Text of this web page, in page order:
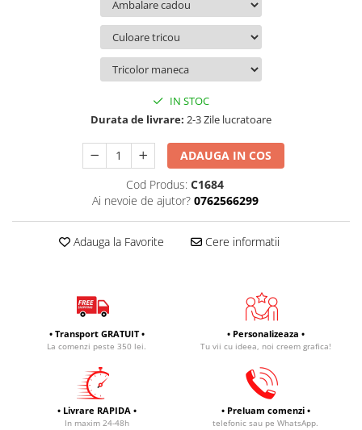
IN STOC
Durata de livrare: 2-3 Zile lucratoare
ADAUGA IN COS
Cod Produs: C1684
Ai nevoie de ajutor? 0762566299
Adauga la Favorite Cere informatii
• Transport GRATUIT •
La comenzi peste 350 lei.
• Personalizeaza •
Tu vii cu ideea, noi creem grafica!
• Livrare RAPIDA •
In maxim 24-48h
• Preluam comenzi •
telefonic sau pe WhatsApp.